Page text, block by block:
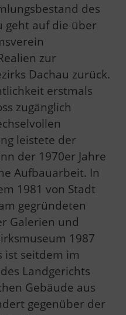
des
geht auf die über
zur
Dachau zurück.
erstmals
zugänglich
leistete der
der 1970er Jahre
Aufbauarbeit. In
1981 von Stadt
gegründeten
Galerien und
1987
ist seitdem im
Landgerichts
Gebäude aus
gegenüber der